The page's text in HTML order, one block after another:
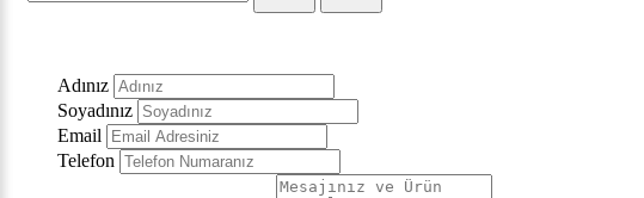
Adınız
Soyadınız
Email
Telefon